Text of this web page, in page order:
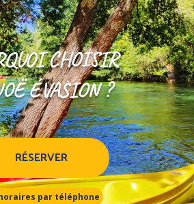
CHOISIR
ÉVASION ?
RÉSERVER
par téléphone